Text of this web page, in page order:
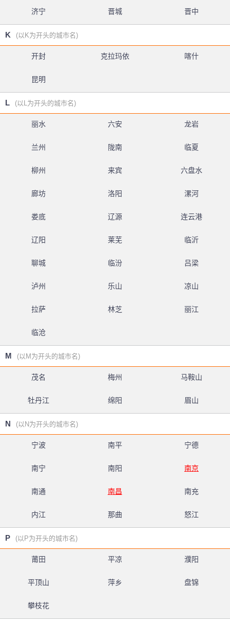
济宁 晋城 晋中
K (以K为开头的城市名)
开封 克拉玛依 喀什
昆明
L (以L为开头的城市名)
丽水 六安 龙岩
兰州 陇南 临夏
柳州 来宾 六盘水
廊坊 洛阳 漯河
娄底 辽源 连云港
辽阳 莱芜 临沂
聊城 临汾 吕梁
泸州 乐山 凉山
拉萨 林芝 丽江
临沧
M (以M为开头的城市名)
茂名 梅州 马鞍山
牡丹江 绵阳 眉山
N (以N为开头的城市名)
宁波 南平 宁德
南宁 南阳 南京
南通 南昌 南充
内江 那曲 怒江
P (以P为开头的城市名)
莆田 平凉 濮阳
平顶山 萍乡 盘锦
攀枝花